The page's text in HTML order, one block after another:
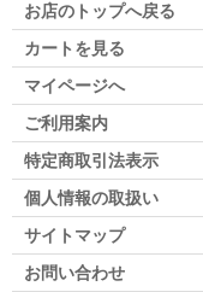
お店のトップへ戻る
カートを見る
マイページへ
ご利用案内
特定商取引法表示
個人情報の取扱い
サイトマップ
お問い合わせ